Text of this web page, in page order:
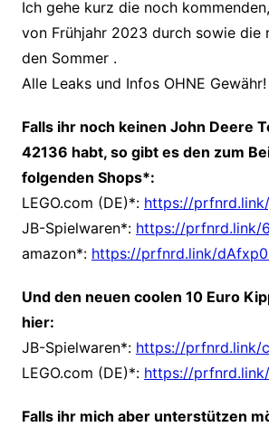
Ich gehe kurz die noch
von Frühjahr 2023 durch sowie die
den Sommer .
Alle Leaks und Infos OHNE Gewähr!
Falls ihr noch keinen John Deere
42136 habt, so gibt es den zum
folgenden Shops*:
LEGO.com (DE)*: https://
JB-Spielwaren*: https://prfnrd.link/
amazon*: https://prfnrd.link/
Und den neuen coolen 10 Euro
hier:
JB-Spielwaren*: https://prfnrd.link/
LEGO.com (DE)*: https://
Falls ihr mich aber unterstützen